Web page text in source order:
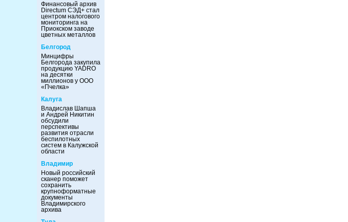
Финансовый архив
Directum СЭД+ стал
центром налогового
мониторинга на
Приокском заводе
цветных металлов
Белгород
Минцифры
Белгорода закупила
продукцию YADRO
на десятки
миллионов у ООО
«Пчелка»
Калуга
Владислав Шапша
и Андрей Никитин
обсудили
перспективы
развития отрасли
беспилотных
систем в Калужской
области
Владимир
Новый российский
сканер поможет
сохранить
крупноформатные
документы
Владимирского
архива